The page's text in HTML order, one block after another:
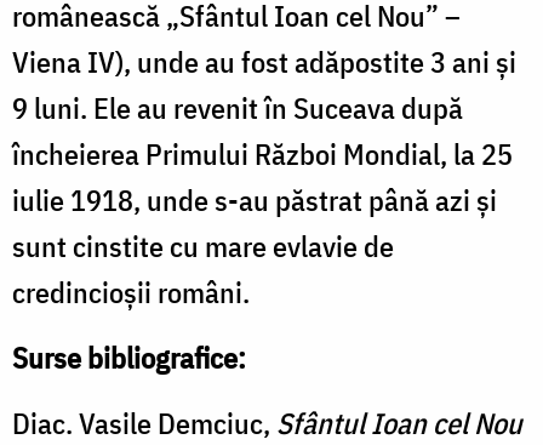
românească „Sfântul Ioan cel Nou” –
Viena IV), unde au fost adăpostite 3 ani și
9 luni. Ele au revenit în Suceava după
încheierea Primului Război Mondial, la 25
iulie 1918, unde s-au păstrat până azi și
sunt cinstite cu mare evlavie de
credincioșii români.
Surse bibliografice:
Diac. Vasile Demciuc, Sfântul Ioan cel Nou